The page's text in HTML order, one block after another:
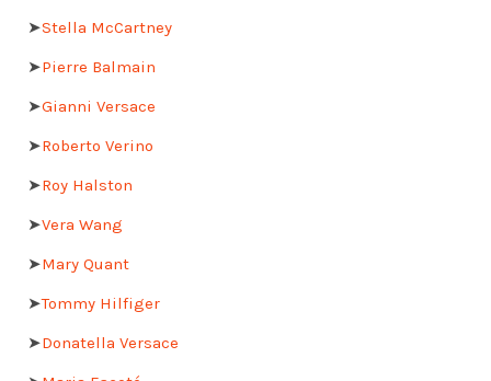
➤Stella McCartney
➤Pierre Balmain
➤Gianni Versace
➤Roberto Verino
➤Roy Halston
➤Vera Wang
➤Mary Quant
➤Tommy Hilfiger
➤Donatella Versace